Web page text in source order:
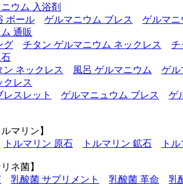
ウム 入浴剤
ボール
ゲルマニウム ブレス
ゲルマニ
通販
グ
チタン ゲルマニウム ネックレス
チ
ネックレス
風呂 ゲルマニウム
ゲル
クレス
スレット
ゲルマニュウム ブレス
ゲ
マリン】
トルマリン 原石 トルマリン 鉱石 ト
ネ菌】
乳酸菌 サプリメント 乳酸菌 革命 乳